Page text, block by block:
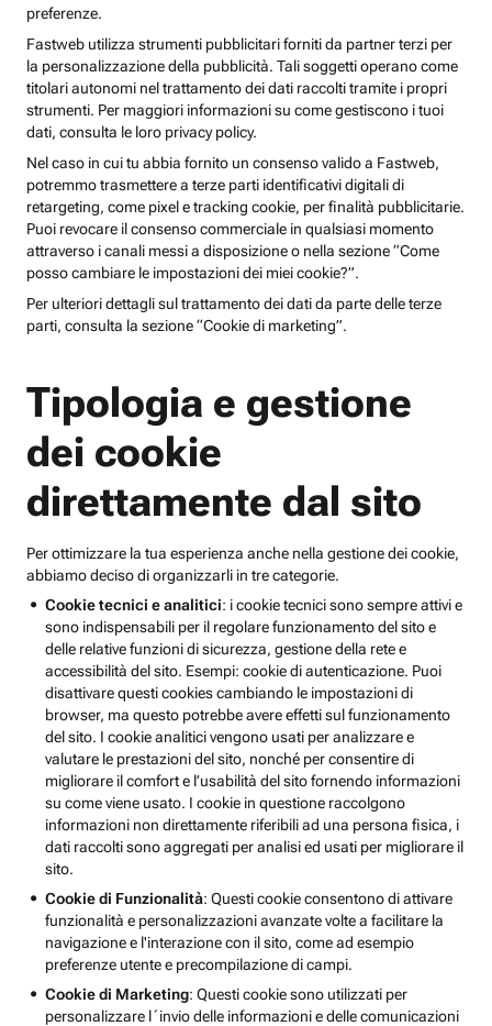
preferenze.
Fastweb utilizza strumenti pubblicitari forniti da partner terzi per
la personalizzazione della pubblicità. Tali soggetti operano come
titolari autonomi nel trattamento dei dati raccolti tramite i propri
strumenti. Per maggiori informazioni su come gestiscono i tuoi
dati, consulta le loro privacy policy.
Nel caso in cui tu abbia fornito un consenso valido a Fastweb,
potremmo trasmettere a terze parti identificativi digitali di
retargeting, come pixel e tracking cookie, per finalità pubblicitarie.
Puoi revocare il consenso commerciale in qualsiasi momento
attraverso i canali messi a disposizione o nella sezione “Come
posso cambiare le impostazioni dei miei cookie?”.
Per ulteriori dettagli sul trattamento dei dati da parte delle terze
parti, consulta la sezione “Cookie di marketing”.
Tipologia e gestione
dei cookie
direttamente dal sito
Per ottimizzare la tua esperienza anche nella gestione dei cookie,
abbiamo deciso di organizzarli in tre categorie.
Cookie tecnici e analitici: i cookie tecnici sono sempre attivi e
sono indispensabili per il regolare funzionamento del sito e
delle relative funzioni di sicurezza, gestione della rete e
accessibilità del sito. Esempi: cookie di autenticazione. Puoi
disattivare questi cookies cambiando le impostazioni di
browser, ma questo potrebbe avere effetti sul funzionamento
del sito. I cookie analitici vengono usati per analizzare e
valutare le prestazioni del sito, nonché per consentire di
migliorare il comfort e l’usabilità del sito fornendo informazioni
su come viene usato. I cookie in questione raccolgono
informazioni non direttamente riferibili ad una persona fisica, i
dati raccolti sono aggregati per analisi ed usati per migliorare il
sito.
Cookie di Funzionalità: Questi cookie consentono di attivare
funzionalità e personalizzazioni avanzate volte a facilitare la
navigazione e l'interazione con il sito, come ad esempio
preferenze utente e precompilazione di campi.
Cookie di Marketing: Questi cookie sono utilizzati per
personalizzare l´invio delle informazioni e delle comunicazioni